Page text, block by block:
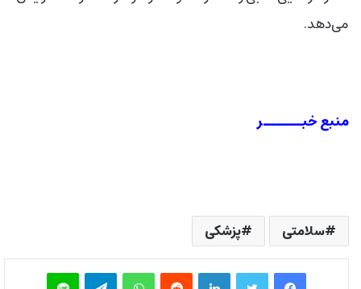
می‌دهد.
منبع خبــــــر
سلامتی پزشکی
فیس بوک توییتر لینکدین‫رددیت واتس آپ تلگرام لاین